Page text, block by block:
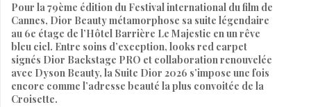
Pour la 79ème édition du Festival international du film de
Cannes, Dior Beauty métamorphose sa suite légendaire
au 6e étage de l’Hôtel Barrière Le Majestic en un rêve
bleu ciel. Entre soins d’exception, looks red carpet
signés Dior Backstage PRO et collaboration renouvelée
avec Dyson Beauty, la Suite Dior 2026 s’impose une fois
encore comme l’adresse beauté la plus convoitée de la
Croisette.